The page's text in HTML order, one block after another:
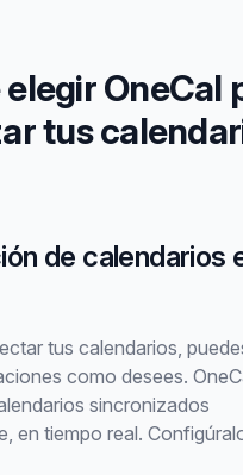
OneCal
tus
de calendarios
tus calendarios,
como desees.
sincronizados
en tiempo real.